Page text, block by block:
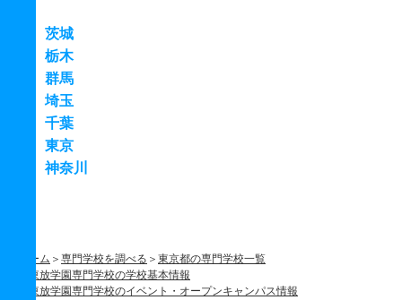
茨城
栃木
群馬
埼玉
千葉
東京
神奈川
ホーム 専門学校を調べる
東京都の専門学校一覧
東放学園専門学校の学校基本情報
東放学園専門学校のイベント・オープンキャンパス情報